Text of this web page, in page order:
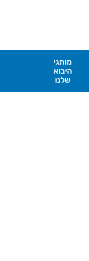
מותגי
היבוא
שלנו